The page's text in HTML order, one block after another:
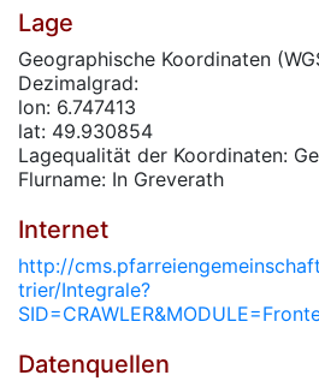
Lage
Geographische Koordinaten
Dezimalgrad:
lon: 6.747413
lat: 49.930854
Lagequalität der Koordinaten:
Flurname: In Greverath
Internet
http://
trier/Integrale?
Datenquellen